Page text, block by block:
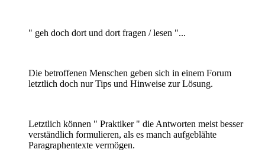
" geh doch dort und dort fragen / lesen "...
Die betroffenen Menschen geben sich in einem Forum
letztlich doch nur Tips und Hinweise zur Lösung.
Letztlich können " Praktiker " die Antworten meist besser
verständlich formulieren, als es manch aufgeblähte
Paragraphentexte vermögen.